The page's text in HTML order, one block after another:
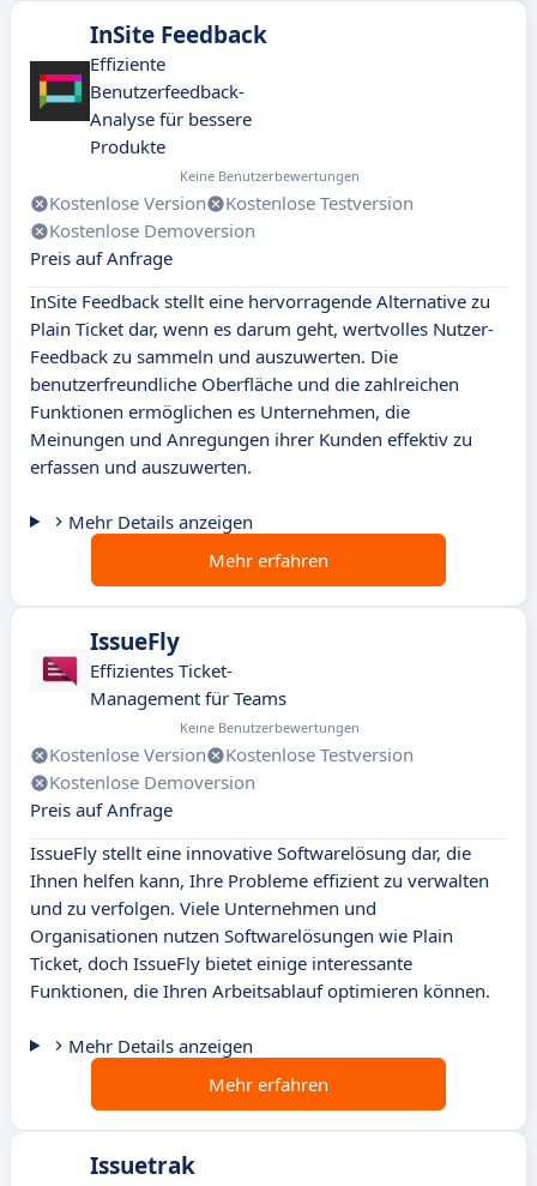
InSite Feedback
Effiziente
Benutzerfeedback-
Analyse für bessere
Produkte
Keine Benutzerbewertungen
Kostenlose Version
Kostenlose Testversion
Kostenlose Demoversion
Preis auf Anfrage
InSite Feedback stellt eine hervorragende Alternative zu
Plain Ticket dar, wenn es darum geht, wertvolles Nutzer-
Feedback zu sammeln und auszuwerten. Die
benutzerfreundliche Oberfläche und die zahlreichen
Funktionen ermöglichen es Unternehmen, die
Meinungen und Anregungen ihrer Kunden effektiv zu
erfassen und auszuwerten.
Mehr Details anzeigen
Mehr erfahren
IssueFly
Effizientes Ticket-
Management für Teams
Keine Benutzerbewertungen
Kostenlose Version
Kostenlose Testversion
Kostenlose Demoversion
Preis auf Anfrage
IssueFly stellt eine innovative Softwarelösung dar, die
Ihnen helfen kann, Ihre Probleme effizient zu verwalten
und zu verfolgen. Viele Unternehmen und
Organisationen nutzen Softwarelösungen wie Plain
Ticket, doch IssueFly bietet einige interessante
Funktionen, die Ihren Arbeitsablauf optimieren können.
Mehr Details anzeigen
Mehr erfahren
Issuetrak